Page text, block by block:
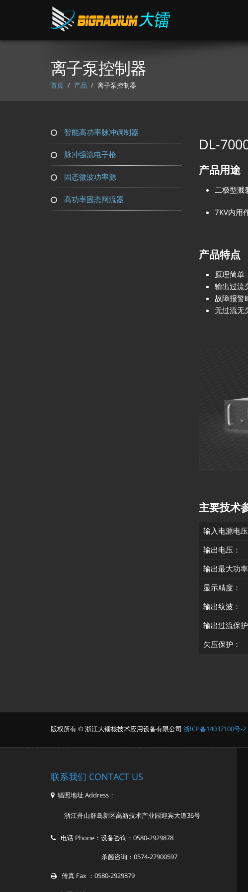
离子泵控制器
首页 产品 离子泵控制器
智能高功率脉冲调制器
脉冲强流电子枪
固态微波功率源
高功率固态闸流器
DL-
产品用途
二极型溅
7KV内用
产品特点
原理简单
输出过流
故障报警
无过流无
主要技术
输入电源电压
输出电压：
输出最大功率
显示精度：
输出纹波：
输出过流保护
欠压保护：
版权所有 © 浙江大镭核技术应用设备有限公司 浙ICP备14037100号-2
联系我们 CONTACT US
辐照地址 Address：
浙江舟山群岛新区高新技术产业园迎宾大道36号
电话 Phone：设备咨询：0580-2929878
杀菌咨询：0574-27900597
传真 Fax ：0580-2929879